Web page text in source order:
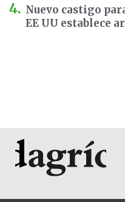
Nuevo castigo
EE UU establece